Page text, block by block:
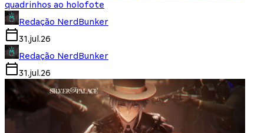
quadrinhos ao holofote
Redação NerdBunker
31.jul.26
Redação NerdBunker
31.jul.26